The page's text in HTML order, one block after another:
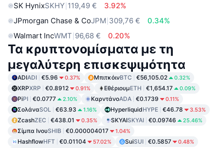
SK HynixSKHY 119,49 €
3.92%
JPmorgan Chase & CoJPM 309,76 €
0.34%
Walmart IncWMT 96,68 € 0.20%
Τα κρυπτονομίσματα με τη
μεγαλύτερη επισκεψιμότητα
ADIADI €5.96 0.37% ΜπιτκόινBTC €56,105.02 0.32%
XRPXRP €0.8912 0.91% ΕθέριουμETH €1,654.17 0.09%
PiPI €0.0777 2.10% ΚαρντάνοADA €0.1739 0.11%
ΣολάναSOL €63.93 1.16% HyperliquidHYPE €46.78 3.53%
ZcashZEC €438.01 0.35% SKYAISKYAI €0.09746 25.46%
Σίμπα ΙνουSHIB €0.000004017 1.04%
HashflowHFT €0.01104 57.02% SuiSUI €0.5857 0.48%